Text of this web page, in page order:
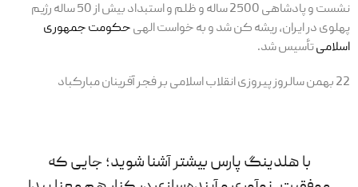
نشست و پادشاهی 2500 ساله و ظلم و استبداد بیش از 50 ساله رژیم
پهلوی در ایران، ریشه کن شد و به خواست الهیحکومت جمهوری
اسلامیتأسیس شد.
22 بهمن سالروز پیروزی انقلاب اسلامی بر فجر آفرینان مبارکباد
با هلدینگ پارس بیشتر آشنا شوید؛ جایی که